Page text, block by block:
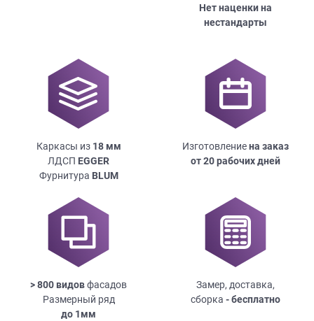
Нет наценки на
нестандарты
Каркасы из 18мм
ЛДСП EGGER
Фурнитура BLUM
Изготовлениена заказ
от 20 рабочих дней
> 800 видовфасадов
Размерный ряд
до 1мм
Замер, доставка,
сборка - бесплатно